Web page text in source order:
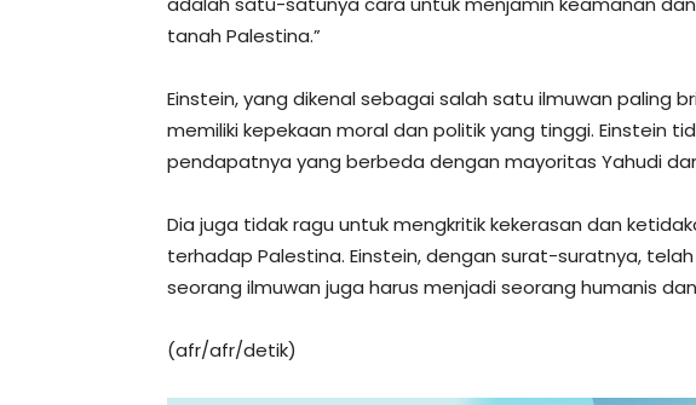
tanah Palestina.”
Einstein, yang dikenal sebagai salah satu ilmuwan paling
memiliki kepekaan moral dan politik yang tinggi. Einstein
pendapatnya yang berbeda dengan mayoritas Yahudi
Dia juga tidak ragu untuk mengkritik kekerasan dan
terhadap Palestina. Einstein, dengan surat-suratnya,
seorang ilmuwan juga harus menjadi seorang humanis
(afr/afr/detik)